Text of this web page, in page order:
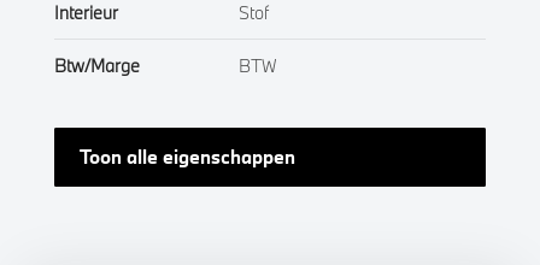
Interieur Stof
Btw/Marge BTW
Toon alle eigenschappen